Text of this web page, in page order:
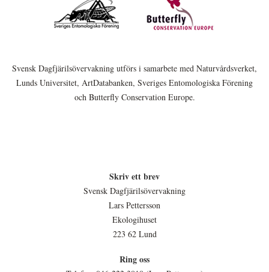
Svensk Dagfjärilsövervakning utförs i samarbete med Naturvårdsverket,
Lunds Universitet, ArtDatabanken, Sveriges Entomologiska Förening
och Butterfly Conservation Europe.
Skriv ett brev
Svensk Dagfjärilsövervakning
Lars Pettersson
Ekologihuset
223 62 Lund
Ring oss